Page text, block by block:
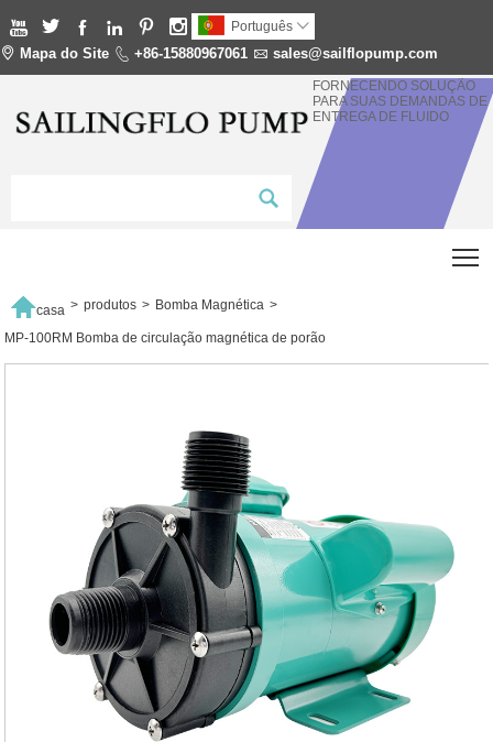
      Português 
 Mapa do Site  +86-15880967061  sales@sailflopump.com
FORNECENDO SOLUÇÃO
PARA SUAS DEMANDAS DE
ENTREGA DE FLUIDO
casa > produtos > Bomba Magnética >
MP-100RM Bomba de circulação magnética de porão